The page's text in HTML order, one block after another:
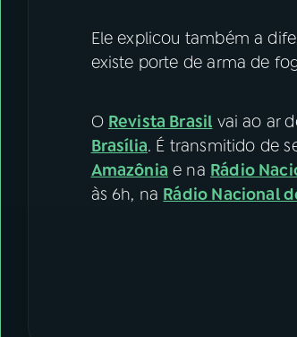
Ele explicou também a
existe porte de arma de
O Revista Brasil vai ao ar
Brasília. É transmitido de
Amazônia e na Rádio
às 6h, na Rádio Nacional